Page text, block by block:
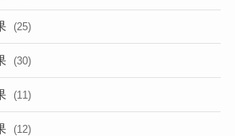
(25)
(30)
(11)
(12)